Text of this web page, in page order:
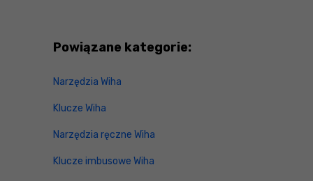
Powiązane kategorie:
Narzędzia Wiha
Klucze Wiha
Narzędzia ręczne Wiha
Klucze imbusowe Wiha